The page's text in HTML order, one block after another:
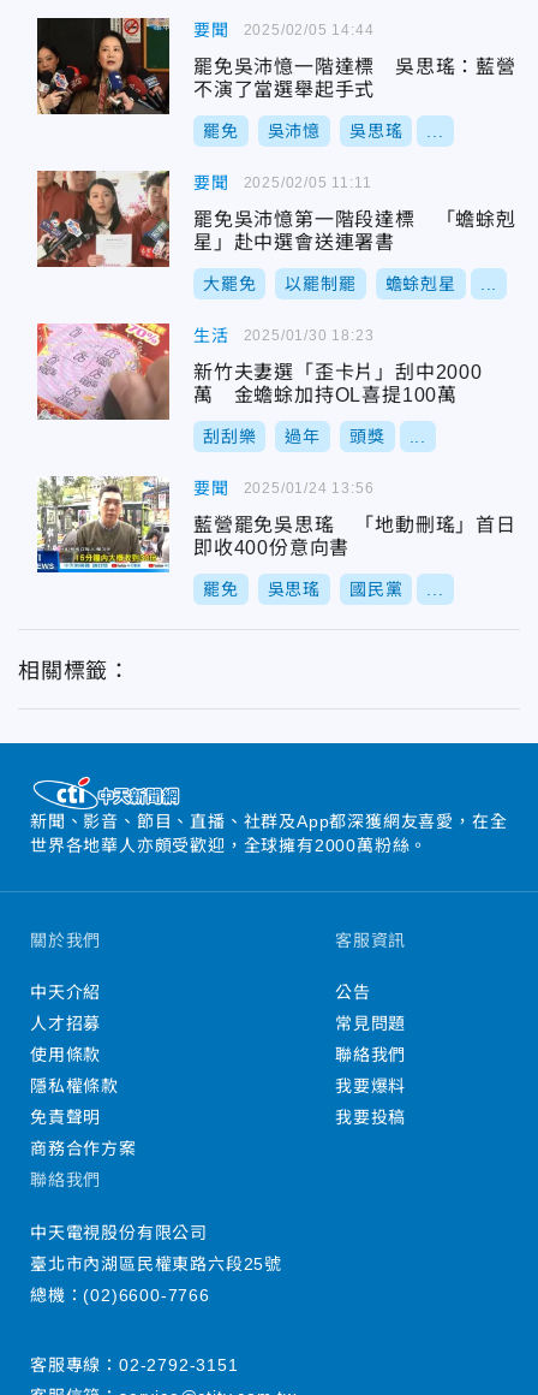
要聞
罷免吳沛憶一階達標 吳思瑤：藍營
不演了當選舉起手式
罷免 吳沛憶 吳思瑤
2025/02/05 14:44
要聞
罷免吳沛憶第一階段達標 「蟾蜍剋
星」赴中選會送連署書
大罷免 以罷制罷 蟾蜍剋星
2025/02/05 11:11
生活
新竹夫妻選「歪卡片」刮中2000
萬 金蟾蜍加持OL喜提100萬
刮刮樂 過年 頭獎
2025/01/30 18:23
要聞
藍營罷免吳思瑤 「地動刪瑤」首日
即收400份意向書
罷免 吳思瑤 國民黨
2025/01/24 13:56
相關標籤：
新聞、影音、節目、直播、社群及App都深獲網友喜愛，在全
世界各地華人亦頗受歡迎，全球擁有2000萬粉絲。
關於我們
中天介紹
人才招募
使用條款
隱私權條款
免責聲明
商務合作方案
客服資訊
公告
常見問題
聯絡我們
我要爆料
我要投稿
聯絡我們
中天電視股份有限公司
臺北市內湖區民權東路六段25號
總機：(02)6600-7766
客服專線： 02-2792-3151